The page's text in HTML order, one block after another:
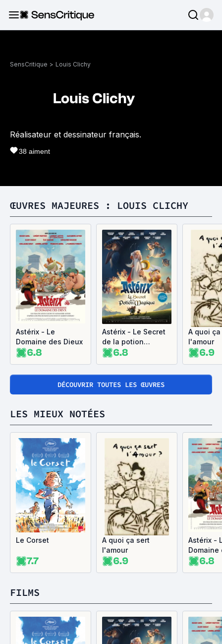
SensCritique > Louis Clichy
Louis Clichy
Réalisateur et dessinateur français.
38 aiment
ŒUVRES MAJEURES : LOUIS CLICHY
Astérix - Le
Domaine des Dieux
6.8
Astérix - Le Secret
de la potion
magique
6.8
A quoi
l'amour
6.9
DÉCOUVRIR TOUTES LES ŒUVRES
LES MIEUX NOTÉES
Le Corset
7.7
A quoi ça sert
l'amour
6.9
Astérix -
Domaine
6.8
FILMS